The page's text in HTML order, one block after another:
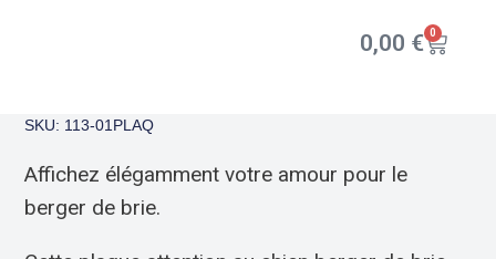
0,00 € 0
SKU: 113-01PLAQ
Affichez élégamment votre amour pour le
berger de brie.